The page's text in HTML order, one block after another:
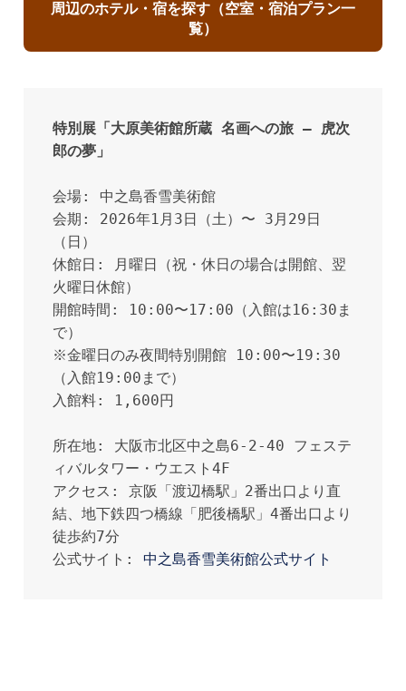
周辺のホテル・宿を探す（空室・宿泊プラン一
覧）
特別展「大原美術館所蔵 名画への旅 ― 虎次
郎の夢」
会場: 中之島香雪美術館
会期: 2026年1月3日（土）〜 3月29日
（日）
休館日: 月曜日（祝・休日の場合は開館、翌
火曜日休館）
開館時間: 10:00〜17:00（入館は16:30ま
で）
※金曜日のみ夜間特別開館 10:00〜19:30
（入館19:00まで）
入館料: 1,600円
所在地: 大阪市北区中之島6-2-40 フェステ
ィバルタワー・ウエスト4F
アクセス: 京阪「渡辺橋駅」2番出口より直
結、地下鉄四つ橋線「肥後橋駅」4番出口より
徒歩約7分
公式サイト: 中之島香雪美術館公式サイト